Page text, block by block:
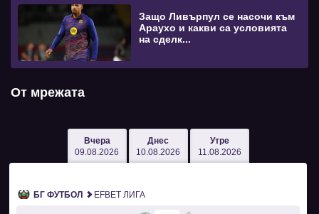
Защо Ливърпул се насочи към
Араухо и какви са условията
на сделк...
От мрежата
Вчера
09.08.2026
Днес
10.08.2026
Утре
11.08.2026
БГ ФУТБОЛ EFBET ЛИГА